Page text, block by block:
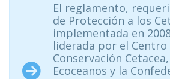
El reglamento,
de Protección a los
implementada en
liderada por el Centro
Conservación
Ecoceanos y la